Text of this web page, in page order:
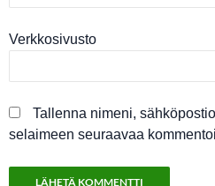
Verkkosivusto
Tallenna nimeni,
selaimeen seuraavaa